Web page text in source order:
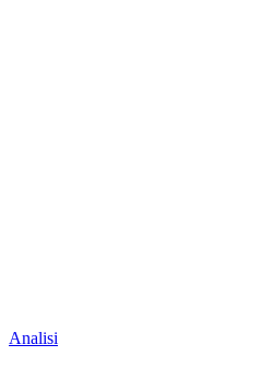
Analisi